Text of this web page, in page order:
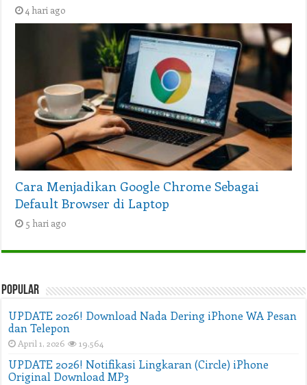
4 hari ago
Cara Menjadikan Google Chrome Sebagai
Default Browser di Laptop
5 hari ago
Popular
UPDATE 2026! Download Nada Dering iPhone WA Pesan
dan Telepon
April 1, 2026 19,564
UPDATE 2026! Notifikasi Lingkaran (Circle) iPhone
Original Download MP3